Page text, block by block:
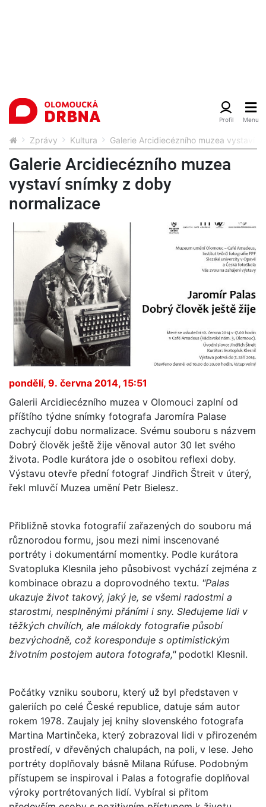
Zprávy Kultura Galerie Arcidiecézního muzea vystaví
Galerie Arcidiecézního muzea
vystaví snímky z doby
normalizace
pondělí, 9. června 2014, 15:51
Galerii Arcidiecézního muzea v Olomouci zaplní od
příštího týdne snímky fotografa Jaromíra Palase
zachycují dobu normalizace. Svému souboru s názvem
Dobrý člověk ještě žije věnoval autor 30 let svého
života. Podle kurátora jde o osobitou reflexi doby.
Výstavu otevře přední fotograf Jindřich Štreit v úterý,
řekl mluvčí Muzea umění Petr Bielesz.
Přibližně stovka fotografií zařazených do souboru má
různorodou formu, jsou mezi nimi inscenované
portréty i dokumentární momentky. Podle kurátora
Svatopluka Klesnila jeho působivost vychází zejména z
kombinace obrazu a doprovodného textu. "Palas
ukazuje život takový, jaký je, se všemi radostmi a
starostmi, nesplněnými přáními i sny. Sledujeme lidi v
těžkých chvílích, ale málokdy fotografie působí
bezvýchodně, což koresponduje s optimistickým
životním postojem autora fotografa,"podotkl Klesnil.
Počátky vzniku souboru, který už byl představen v
galeriích po celé České republice, datuje sám autor
rokem 1978. Zaujaly jej knihy slovenského fotografa
Martina Martinčeka, který zobrazoval lidi v přirozeném
prostředí, v dřevěných chalupách, na poli, v lese. Jeho
portréty doplňovaly básně Milana Rúfuse. Podobným
přístupem se inspiroval i Palas a fotografie doplňoval
výroky portrétovaných lidí. Vybíral si přitom